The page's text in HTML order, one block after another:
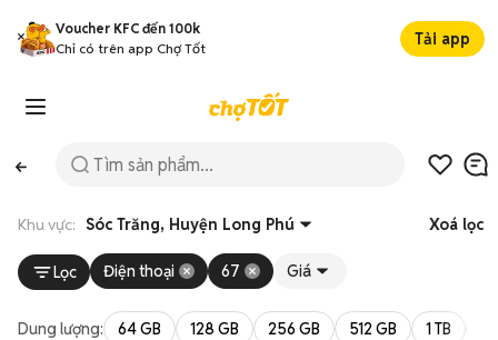
Voucher KFC đến 100k
Chỉ có trên app Chợ Tốt
Tải app
Khu vực: Sóc Trăng, Huyện Long Phú Xoá lọc
Lọc Điện thoại 67 Giá
Dung lượng: 64 GB 128 GB 256 GB 512 GB 1 TB